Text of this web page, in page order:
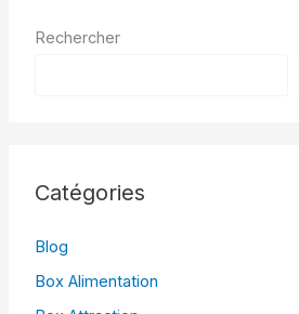
Rechercher
Catégories
Blog
Box Alimentation